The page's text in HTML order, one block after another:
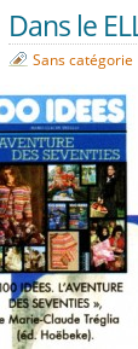
Dans le
Sans catégorie